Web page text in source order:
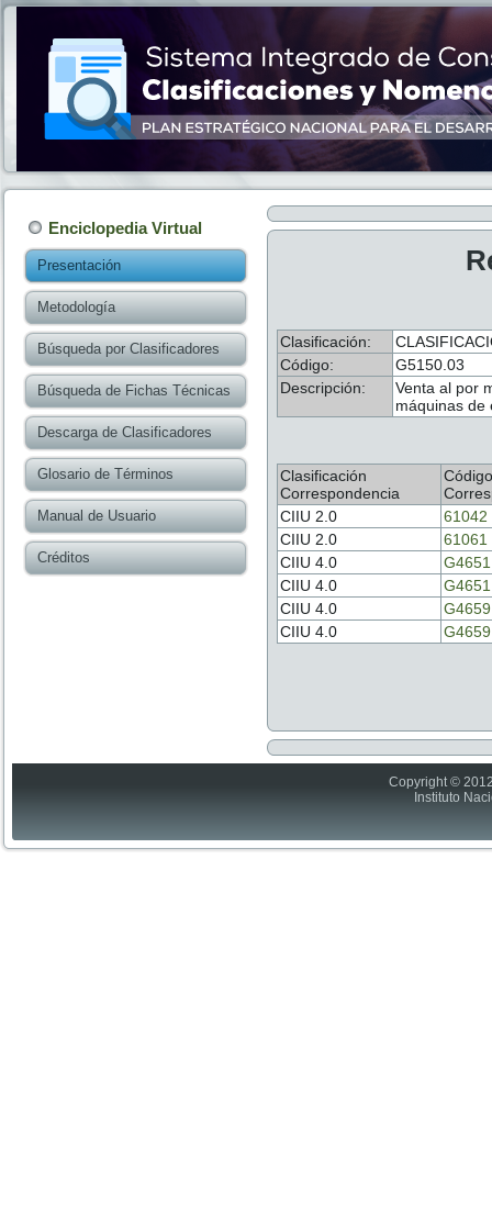
Enciclopedia Virtual
Presentación
Metodología
Búsqueda por Clasificadores
Búsqueda de Fichas Técnicas
Descarga de Clasificadores
Glosario de Términos
Manual de Usuario
Créditos
Clasificación:
Código:
G5150.03
Descripción:
Venta al por
máquinas de
Clasificación
Correspondencia
Código
CIIU 2.0
61042
CIIU 2.0
61061
CIIU 4.0
CIIU 4.0
CIIU 4.0
CIIU 4.0
Copyright ©
Instituto